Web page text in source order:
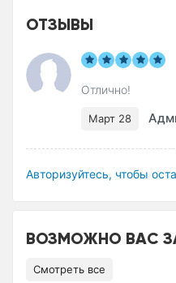
ОТЗЫВЫ
Отлично!
Март 28
Авторизуйтесь, чтобы
ВОЗМОЖНО ВАС
Смотреть все